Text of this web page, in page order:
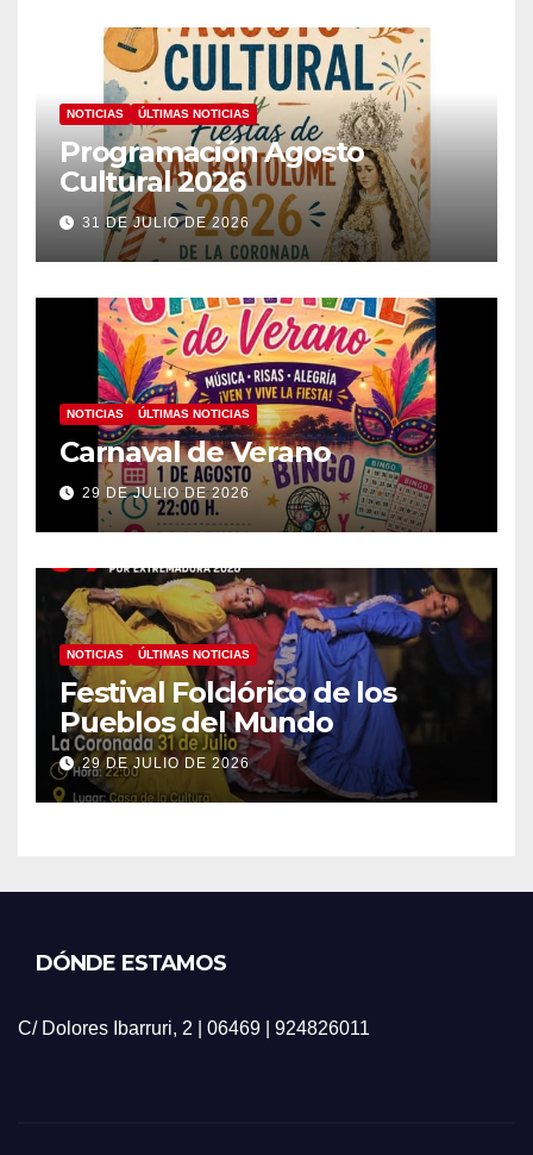
NOTICIAS ÚLTIMAS NOTICIAS
Programación Agosto
Cultural 2026
31 DE JULIO DE 2026
NOTICIAS ÚLTIMAS NOTICIAS
Carnaval de Verano
29 DE JULIO DE 2026
NOTICIAS ÚLTIMAS NOTICIAS
Festival Folclórico de los
Pueblos del Mundo
29 DE JULIO DE 2026
DÓNDE ESTAMOS
C/ Dolores Ibarruri, 2 | 06469 | 924826011